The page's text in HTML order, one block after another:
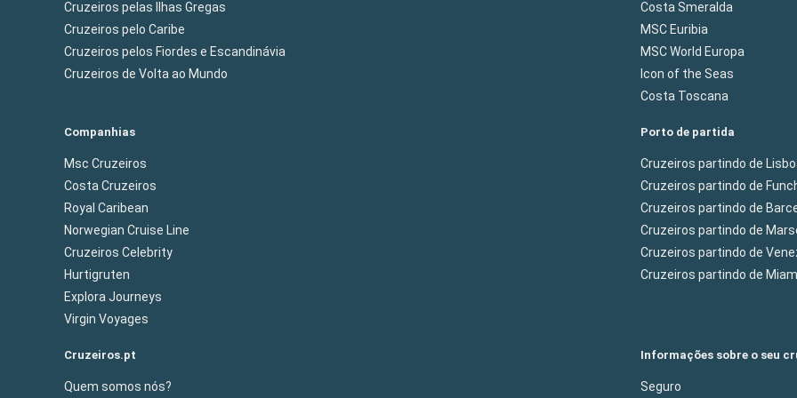
Cruzeiros pelas Ilhas Gregas
Cruzeiros pelo Caribe
Cruzeiros pelos Fiordes e Escandinávia
Cruzeiros de Volta ao Mundo
Costa Smeralda
MSC Euribia
MSC World Europa
Icon of the Seas
Costa Toscana
Companhias
Msc Cruzeiros
Costa Cruzeiros
Royal Caribean
Norwegian Cruise Line
Cruzeiros Celebrity
Hurtigruten
Explora Journeys
Virgin Voyages
Porto de partida
Cruzeiros partindo de
Cruzeiros partindo de
Cruzeiros partindo de
Cruzeiros partindo de
Cruzeiros partindo de
Cruzeiros partindo de Miam
Cruzeiros.pt
Quem somos nós?
Informações sobre o seu
Seguro